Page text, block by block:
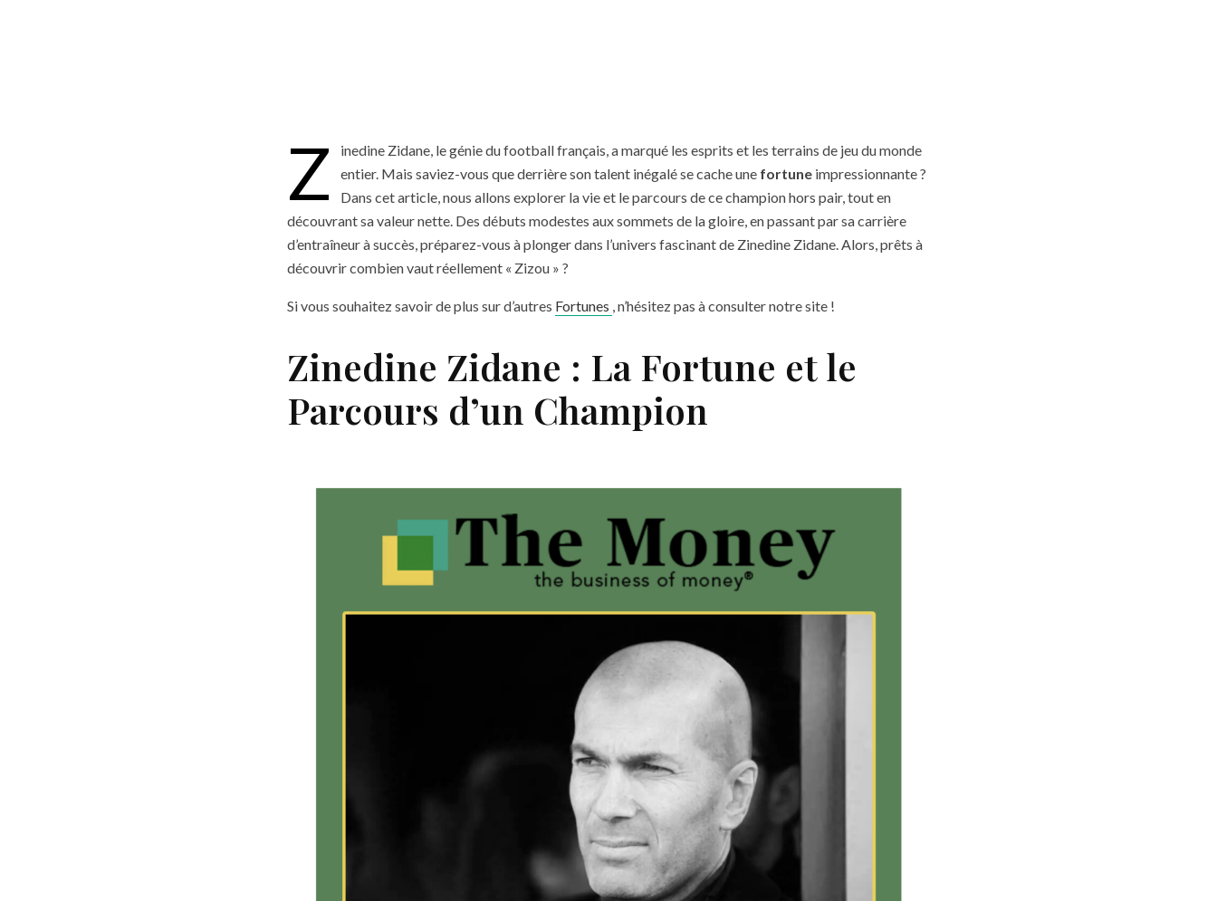
Z
inedine Zidane, le génie du football français, a marqué les esprits et les terrains de jeu du monde
entier. Mais saviez-vous que derrière son talent inégalé se cache une fortune impressionnante ?
Dans cet article, nous allons explorer la vie et le parcours de ce champion hors pair, tout en
découvrant sa valeur nette. Des débuts modestes aux sommets de la gloire, en passant par sa carrière
d’entraîneur à succès, préparez-vous à plonger dans l’univers fascinant de Zinedine Zidane. Alors, prêts à
découvrir combien vaut réellement « Zizou » ?
Si vous souhaitez savoir de plus sur d’autres Fortunes , n’hésitez pas à consulter notre site !
Zinedine Zidane : La Fortune et le
Parcours d’un Champion